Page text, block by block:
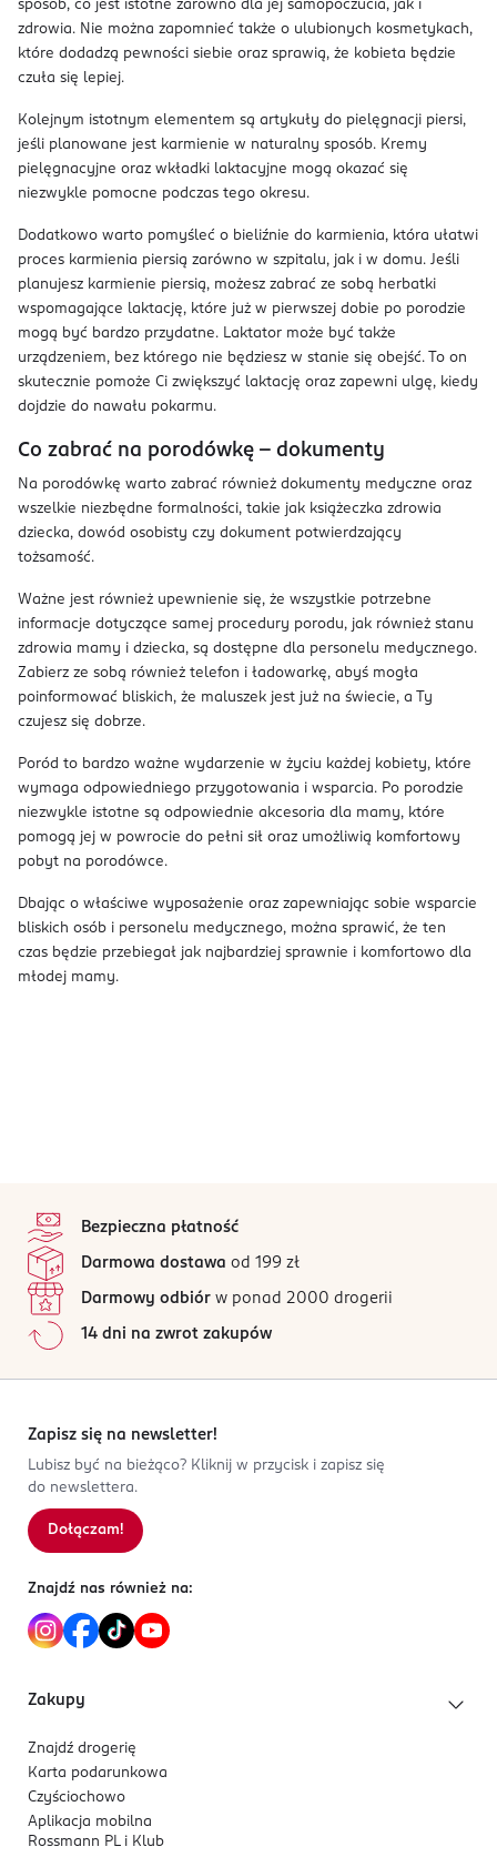
sposób, co jest istotne zarówno dla jej samopoczucia, jak i
zdrowia. Nie można zapomnieć także o ulubionych kosmetykach,
które dodadzą pewności siebie oraz sprawią, że kobieta będzie
czuła się lepiej.
Kolejnym istotnym elementem są artykuły do pielęgnacji piersi,
jeśli planowane jest karmienie w naturalny sposób. Kremy
pielęgnacyjne oraz wkładki laktacyjne mogą okazać się
niezwykle pomocne podczas tego okresu.
Dodatkowo warto pomyśleć o bieliźnie do karmienia, która ułatwi
proces karmienia piersią zarówno w szpitalu, jak i w domu. Jeśli
planujesz karmienie piersią, możesz zabrać ze sobą herbatki
wspomagające laktację, które już w pierwszej dobie po porodzie
mogą być bardzo przydatne. Laktator może być także
urządzeniem, bez którego nie będziesz w stanie się obejść. To on
skutecznie pomoże Ci zwiększyć laktację oraz zapewni ulgę, kiedy
dojdzie do nawału pokarmu.
Co zabrać na porodówkę – dokumenty
Na porodówkę warto zabrać również dokumenty medyczne oraz
wszelkie niezbędne formalności, takie jak książeczka zdrowia
dziecka, dowód osobisty czy dokument potwierdzający
tożsamość.
Ważne jest również upewnienie się, że wszystkie potrzebne
informacje dotyczące samej procedury porodu, jak również stanu
zdrowia mamy i dziecka, są dostępne dla personelu medycznego.
Zabierz ze sobą również telefon i ładowarkę, abyś mogła
poinformować bliskich, że maluszek jest już na świecie, a Ty
czujesz się dobrze.
Poród to bardzo ważne wydarzenie w życiu każdej kobiety, które
wymaga odpowiedniego przygotowania i wsparcia. Po porodzie
niezwykle istotne są odpowiednie akcesoria dla mamy, które
pomogą jej w powrocie do pełni sił oraz umożliwią komfortowy
pobyt na porodówce.
Dbając o właściwe wyposażenie oraz zapewniając sobie wsparcie
bliskich osób i personelu medycznego, można sprawić, że ten
czas będzie przebiegał jak najbardziej sprawnie i komfortowo dla
młodej mamy.
Bezpieczna płatność
Darmowa dostawa od 199 zł
Darmowy odbiór w ponad 2000 drogerii
14 dni na zwrot zakupów
Zapisz się na newsletter!
Lubisz być na bieżąco? Kliknij w przycisk i zapisz się
do newslettera.
Dołączam!
Znajdź nas również na:
Zakupy
Znajdź drogerię
Karta podarunkowa
Czyściochowo
Aplikacja mobilna
Rossmann PL i Klub